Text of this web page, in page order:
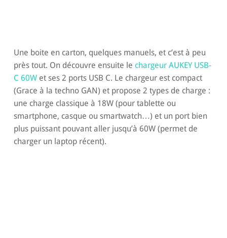
Une boite en carton, quelques manuels, et c’est à peu
près tout. On découvre ensuite le chargeur AUKEY USB-
C 60Wet ses 2 ports USB C. Le chargeur est compact
(Grace à la techno GAN) et propose 2 types de charge :
une charge classique à 18W (pour tablette ou
smartphone, casque ou smartwatch…) et un port bien
plus puissant pouvant aller jusqu’à 60W (permet de
charger un laptop récent).